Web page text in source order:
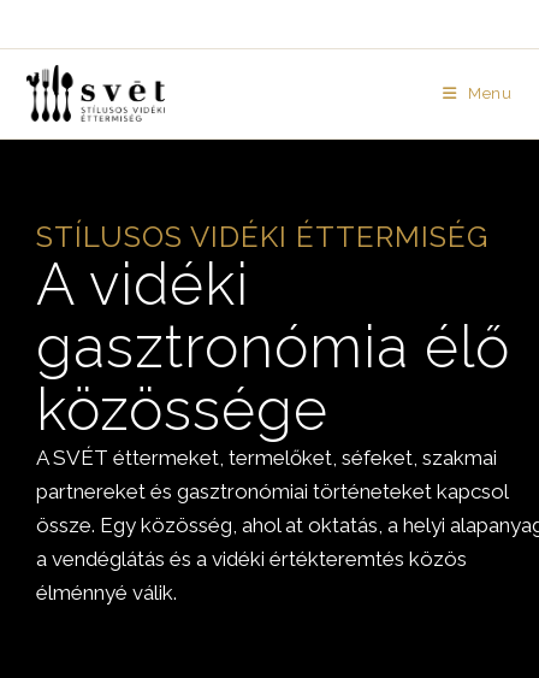
Menu
STÍLUSOS VIDÉKI ÉTTERMISÉG
A vidéki
gasztronómia élő
közössége
A SVÉT éttermeket, termelőket, séfeket, szakmai
partnereket és gasztronómiai történeteket kapcsol
össze. Egy közösség, ahol at oktatás, a helyi
a vendéglátás és a vidéki értékteremtés közös
élménnyé válik.